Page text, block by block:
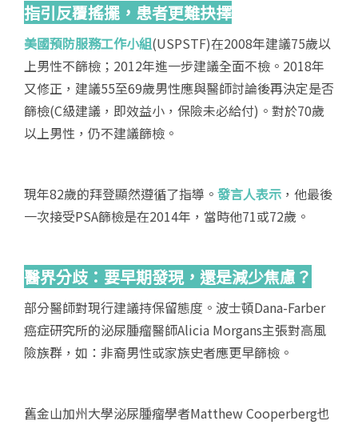
指引反覆搖擺，患者更難抉擇
美國預防服務工作小組(USPSTF)在2008年建議75歲以
上男性不篩檢；2012年進一步建議全面不檢。2018年
又修正，建議55至69歲男性應與醫師討論後再決定是否
篩檢(C級建議，即效益小，保險未必給付)。對於70歲
以上男性，仍不建議篩檢。
現年82歲的拜登顯然遵循了指導。 發言人表示 ，他最後
一次接受PSA篩檢是在2014年，當時他71或72歲。
醫界分歧：要早期發現，還是減少焦慮？
部分醫師對現行建議持保留態度。波士頓Dana-Farber
癌症研究所的泌尿腫瘤醫師Alicia Morgans主張對高風
險族群，如：非裔男性或家族史者應更早篩檢。
舊金山加州大學泌尿腫瘤學者Matthew Cooperberg也